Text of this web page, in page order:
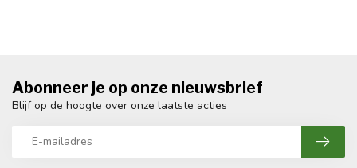
Abonneer je op onze nieuwsbrief
Blijf op de hoogte over onze laatste acties